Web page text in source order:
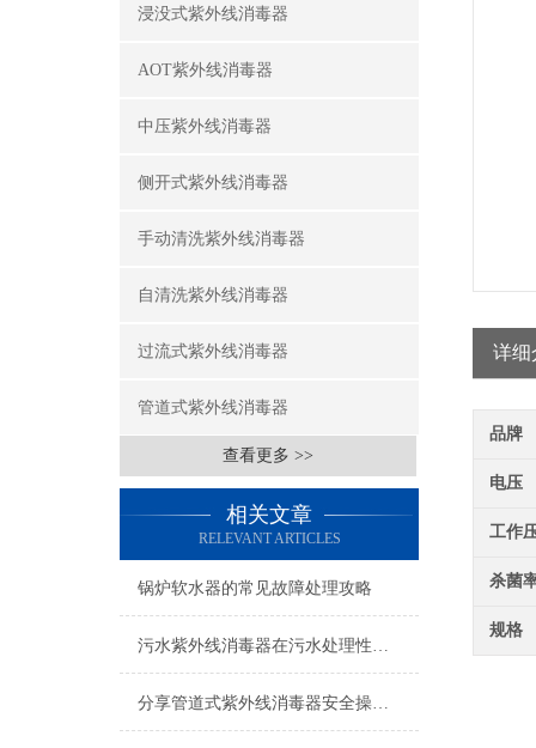
浸没式紫外线消毒器
AOT紫外线消毒器
中压紫外线消毒器
侧开式紫外线消毒器
手动清洗紫外线消毒器
自清洗紫外线消毒器
过流式紫外线消毒器
管道式紫外线消毒器
查看更多 >>
相关文章
RELEVANT ARTICLES
锅炉软水器的常见故障处理攻略
污水紫外线消毒器在污水处理性价比上的体现
分享管道式紫外线消毒器安全操作规定
详细
品牌
电压
工作
杀菌
规格